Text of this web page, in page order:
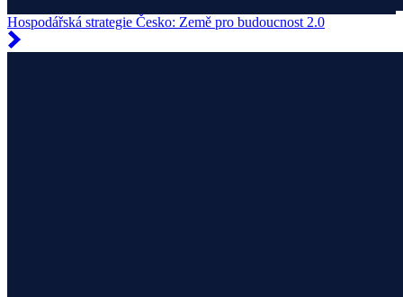
Hospodářská strategie Česko: Země pro budoucnost 2.0